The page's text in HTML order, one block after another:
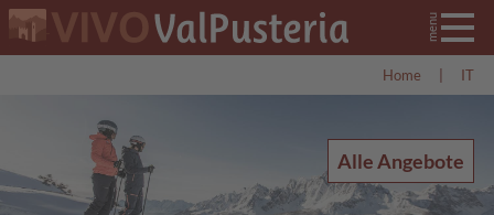
Home IT
Alle Angebote